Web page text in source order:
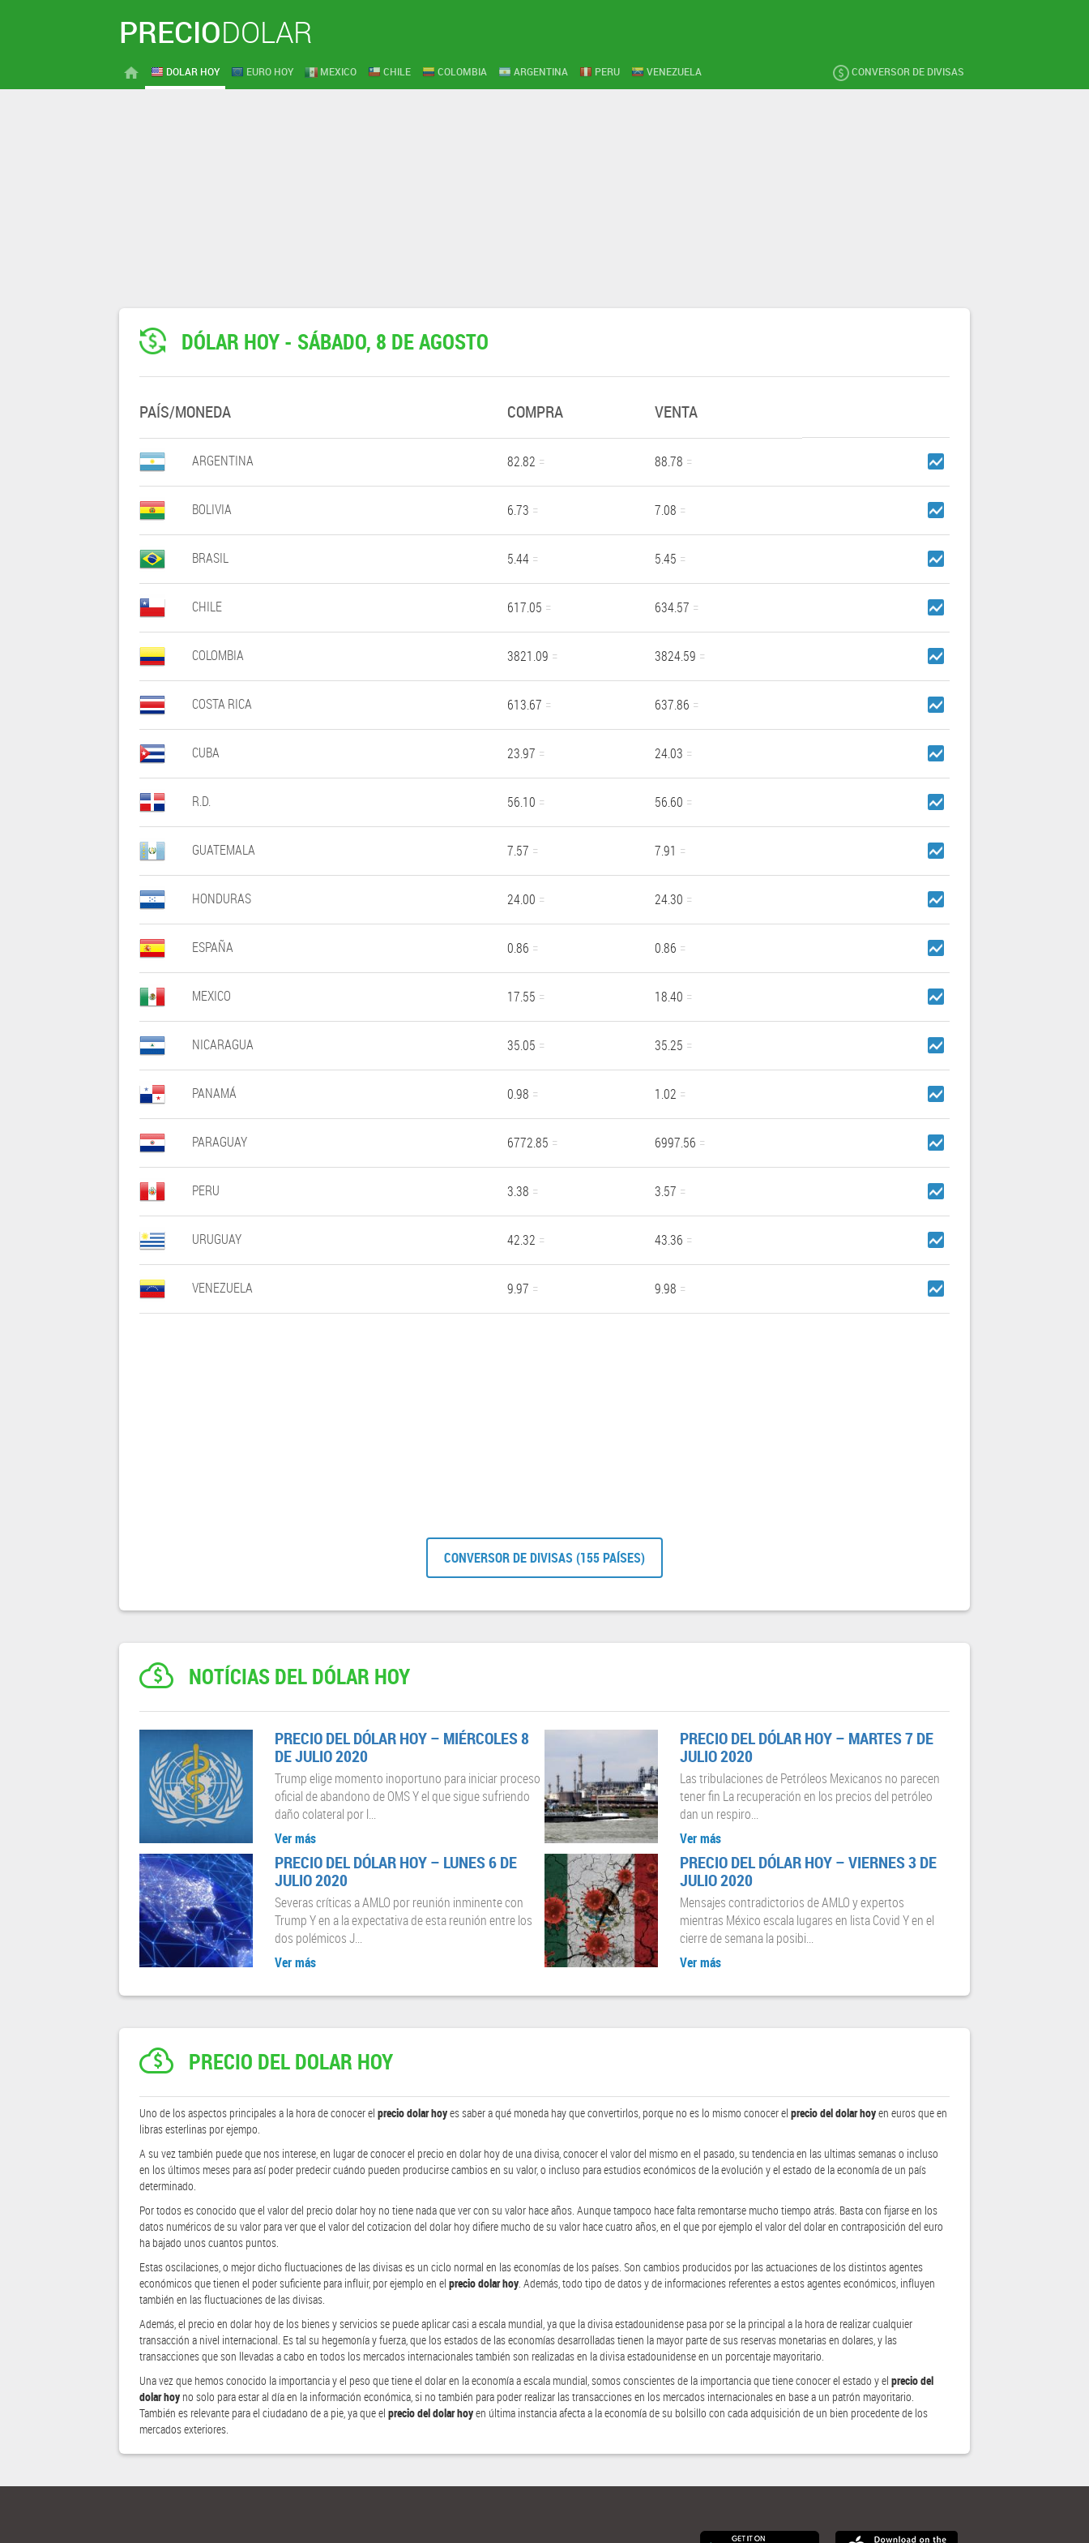
PRECIODOLAR
DOLAR HOY EURO HOY MEXICO CHILE COLOMBIA ARGENTINA PERU VENEZUELA CONVERSOR DE DIVISAS
DÓLAR HOY - SÁBADO, 8 DE AGOSTO
PAÍS/MONEDA COMPRA VENTA
ARGENTINA 82.82 88.78
BOLIVIA 6.73 7.08
BRASIL 5.44 5.45
CHILE 617.05 634.57
COLOMBIA 3821.09 3824.59
COSTA RICA 613.67 637.86
CUBA 23.97 24.03
R.D. 56.10 56.60
GUATEMALA 7.57 7.91
HONDURAS 24.00 24.30
ESPAÑA 0.86 0.86
MEXICO 17.55 18.40
NICARAGUA 35.05 35.25
PANAMÁ 0.98 1.02
PARAGUAY 6772.85 6997.56
PERU 3.38 3.57
URUGUAY 42.32 43.36
VENEZUELA 9.97 9.98
CONVERSOR DE DIVISAS (155 PAÍSES)
NOTÍCIAS DEL DÓLAR HOY
PRECIO DEL DÓLAR HOY – MIÉRCOLES 8
DE JULIO 2020
Trump elige momento inoportuno para iniciar proceso
oficial de abandono de OMS Y el que sigue sufriendo
daño colateral por l...
Ver más
PRECIO DEL DÓLAR HOY – MARTES 7 DE
JULIO 2020
Las tribulaciones de Petróleos Mexicanos no parecen
tener fin La recuperación en los precios del petróleo
dan un respiro...
Ver más
PRECIO DEL DÓLAR HOY – LUNES 6 DE
JULIO 2020
Severas críticas a AMLO por reunión inminente con
Trump Y en a la expectativa de esta reunión entre los
dos polémicos J...
Ver más
PRECIO DEL DÓLAR HOY – VIERNES 3 DE
JULIO 2020
Mensajes contradictorios de AMLO y expertos
mientras México escala lugares en lista Covid Y en el
cierre de semana la posibi...
Ver más
PRECIO DEL DOLAR HOY
Uno de los aspectos principales a la hora de conocer el precio dolar hoyes saber a qué moneda hay que convertirlos, porque no es lo mismo conocer el precio del dolar hoyen euros que en
libras esterlinas por ejempo.
A su vez también puede que nos interese, en lugar de conocer el precio en dolar hoy de una divisa, conocer el valor del mismo en el pasado, su tendencia en las ultimas semanas o incluso
en los últimos meses para así poder predecir cuándo pueden producirse cambios en su valor, o incluso para estudios económicos de la evolución y el estado de la economía de un país
determinado.
Por todos es conocido que el valor del precio dolar hoy no tiene nada que ver con su valor hace años. Aunque tampoco hace falta remontarse mucho tiempo atrás. Basta con fijarse en los
datos numéricos de su valor para ver que el valor del cotizacion del dolar hoy difiere mucho de su valor hace cuatro años, en el que por ejemplo el valor del dolar en contraposición del euro
ha bajado unos cuantos puntos.
Estas oscilaciones, o mejor dicho fluctuaciones de las divisas es un ciclo normal en las economías de los países. Son cambios producidos por las actuaciones de los distintos agentes
económicos que tienen el poder suficiente para influir, por ejemplo en el precio dolar hoy. Además, todo tipo de datos y de informaciones referentes a estos agentes económicos, influyen
también en las fluctuaciones de las divisas.
Además, el precio en dolar hoy de los bienes y servicios se puede aplicar casi a escala mundial, ya que la divisa estadounidense pasa por se la principal a la hora de realizar cualquier
transacción a nivel internacional. Es tal su hegemonía y fuerza, que los estados de las economías desarrolladas tienen la mayor parte de sus reservas monetarias en dolares, y las
transacciones que son llevadas a cabo en todos los mercados internacionales también son realizadas en la divisa estadounidense en un porcentaje mayoritario.
Una vez que hemos conocido la importancia y el peso que tiene el dolar en la economía a escala mundial, somos conscientes de la importancia que tiene conocer el estado y el precio del
dolar hoy no solo para estar al día en la información económica, si no también para poder realizar las transacciones en los mercados internacionales en base a un patrón mayoritario.
También es relevante para el ciudadano de a pie, ya que el precio del dolar hoyen última instancia afecta a la economía de su bolsillo con cada adquisición de un bien procedente de los
mercados exteriores.